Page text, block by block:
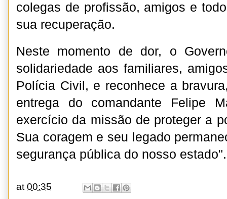
colegas de profissão, amigos e
sua recuperação.
Neste momento de dor, o
solidariedade aos familiares,
Polícia Civil, e reconhece a
entrega do comandante Felipe
exercício da missão de proteger a
Sua coragem e seu legado
segurança pública do nosso
at00:35